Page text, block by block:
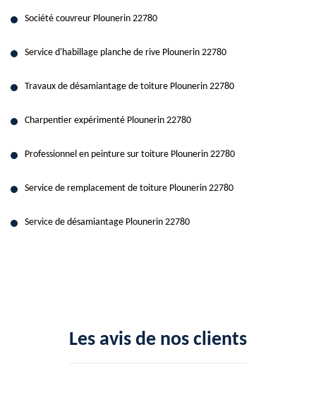
Société couvreur Plounerin 22780
Service d'habillage planche de rive Plounerin 22780
Travaux de désamiantage de toiture Plounerin 22780
Charpentier expérimenté Plounerin 22780
Professionnel en peinture sur toiture Plounerin 22780
Service de remplacement de toiture Plounerin 22780
Service de désamiantage Plounerin 22780
Les avis de nos clients